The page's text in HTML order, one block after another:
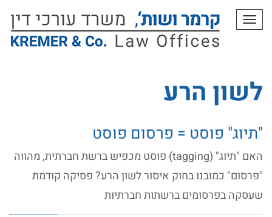
תפריט
לשון הרע
"תיוג" פוסט = פרסום פוסט
האם "תיוג" (tagging) פוסט מכפיש ברשת חברתית, מהווה
"פרסום" כמובנו בחוק איסור לשון הרע? פסיקה קודמת
שעסקה בפרסומים ברשתות חברתיות